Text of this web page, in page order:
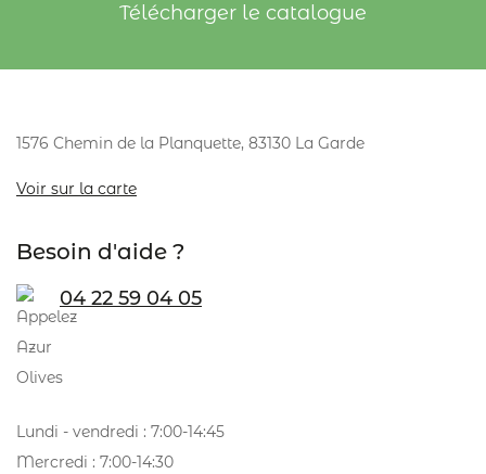
Télécharger le catalogue
1576 Chemin de la Planquette, 83130 La Garde
Voir sur la carte
Besoin d'aide ?
04 22 59 04 05
Lundi - vendredi : 7:00-14:45
Mercredi : 7:00-14:30